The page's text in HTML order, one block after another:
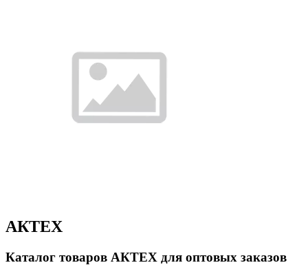
АКТЕХ
Каталог товаров АКТЕХ для оптовых заказов